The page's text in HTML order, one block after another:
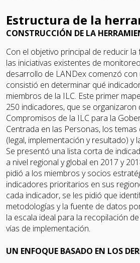
Estructura de la
CONSTRUCCIÓN DE LA
Con el objetivo principal de reducir
las iniciativas existentes de
desarrollo de LANDex comenzó con
consistió en determinar qué
miembros de la ILC. Este primer
250 indicadores, que se
Compromisos de la ILC para la
Centrada en las Personas, los temas
(legal, implementación y resultado) y
Se presentó una lista corta de
a nivel regional y global en 2017 y
pidió a los miembros y socios
indicadores prioritarios en sus
cada indicador, se les pidió que
metodologías y la fuente de datos
la escala ideal para la recopilación
vías de implementación.
UN ENFOQUE BASADO EN LOS